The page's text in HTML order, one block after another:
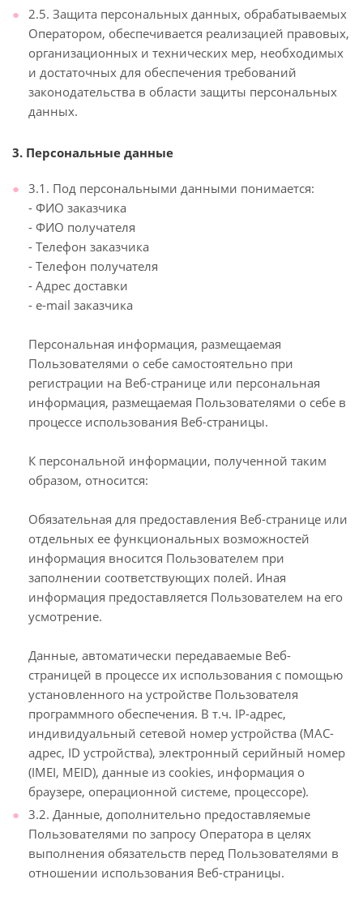
2.5. Защита персональных данных, обрабатываемых
Оператором, обеспечивается реализацией правовых,
организационных и технических мер, необходимых
и достаточных для обеспечения требований
законодательства в области защиты персональных
данных.
3. Персональные данные
3.1. Под персональными данными понимается:
- ФИО заказчика
- ФИО получателя
- Телефон заказчика
- Телефон получателя
- Адрес доставки
- e-mail заказчика
Персональная информация, размещаемая
Пользователями о себе самостоятельно при
регистрации на Веб-странице или персональная
информация, размещаемая Пользователями о себе в
процессе использования Веб-страницы.
К персональной информации, полученной таким
образом, относится:
Обязательная для предоставления Веб-странице или
отдельных ее функциональных возможностей
информация вносится Пользователем при
заполнении соответствующих полей. Иная
информация предоставляется Пользователем на его
усмотрение.
Данные, автоматически передаваемые Веб-
страницей в процессе их использования с помощью
установленного на устройстве Пользователя
программного обеспечения. В т.ч. IP-адрес,
индивидуальный сетевой номер устройства (MAC-
адрес, ID устройства), электронный серийный номер
(IMEI, MEID), данные из cookies, информация о
браузере, операционной системе, процессоре).
3.2. Данные, дополнительно предоставляемые
Пользователями по запросу Оператора в целях
выполнения обязательств перед Пользователями в
отношении использования Веб-страницы.